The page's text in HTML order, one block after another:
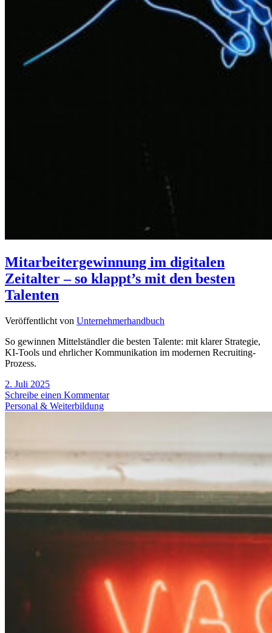
Mitarbeitergewinnung im digitalen
Zeitalter – so klappt’s mit den besten
Talenten
Veröffentlicht von Unternehmerhandbuch
So gewinnen Mittelständler die besten Talente: mit klarer Strategie,
KI-Tools und ehrlicher Kommunikation im modernen Recruiting-
Prozess.
2. Juli 2025
Schreibe einen Kommentar
Personal & Weiterbildung